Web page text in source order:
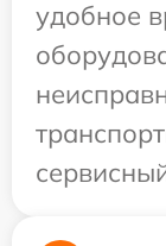
удобное